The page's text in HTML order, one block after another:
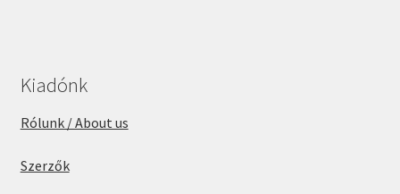
Kiadónk
Rólunk / About us
Szerzők